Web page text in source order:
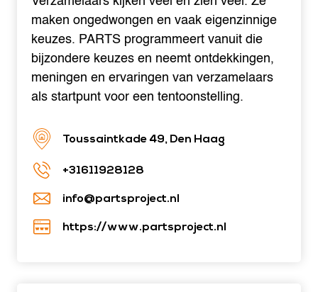
maken ongedwongen en vaak eigenzinnige
keuzes. PARTS programmeert vanuit die
bijzondere keuzes en neemt ontdekkingen,
meningen en ervaringen van verzamelaars
als startpunt voor een tentoonstelling.
Toussaintkade 49, Den Haag
+31611928128
info@partsproject.nl
https://www.partsproject.nl